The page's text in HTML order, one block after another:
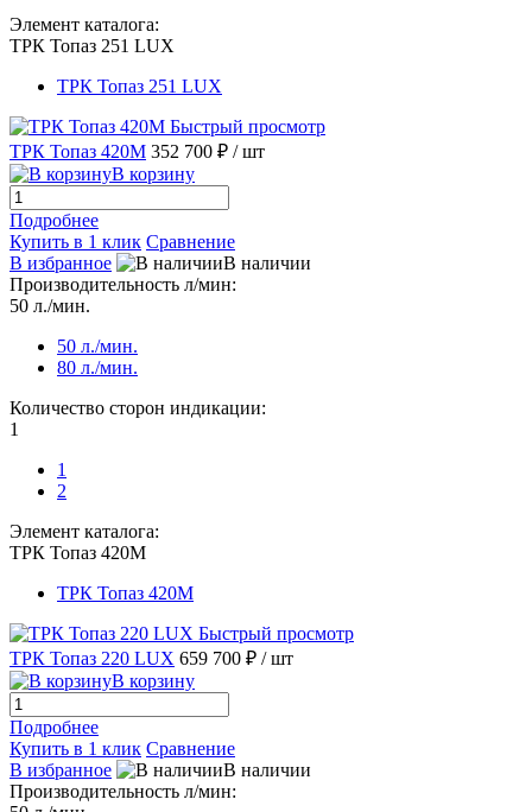
Элемент каталога:
ТРК Топаз 251 LUX
ТРК Топаз 251 LUX
Быстрый просмотр
ТРК Топаз 420М 352 700 ₽ / шт
В корзину
Подробнее
Купить в 1 клик Сравнение
В избранное
В наличии
Производительность л/мин:
50 л./мин.
50 л./мин.
80 л./мин.
Количество сторон индикации:
1
1
2
Элемент каталога:
ТРК Топаз 420М
ТРК Топаз 420М
Быстрый просмотр
ТРК Топаз 220 LUX 659 700 ₽ / шт
В корзину
Подробнее
Купить в 1 клик Сравнение
В избранное
В наличии
Производительность л/мин: